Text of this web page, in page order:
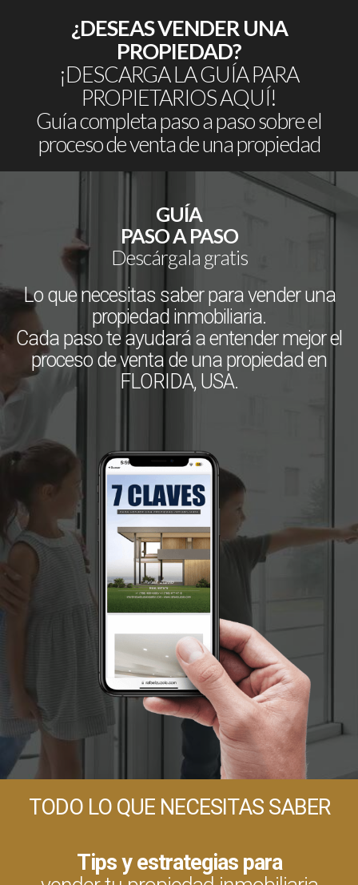
¿DESEAS VENDER UNA
PROPIEDAD?
¡DESCARGA LA GUÍA PARA
PROPIETARIOS AQUÍ!
Guía completa paso a paso sobre el
proceso de venta de una propiedad
GUÍA
PASO A PASO
Descárgala gratis
Lo que necesitas saber para vender una
propiedad inmobiliaria.
Cada paso te ayudará a entender mejor el
proceso de venta de una propiedad en
FLORIDA, USA.
TODO LO QUE NECESITAS SABER
Tips y estrategias para